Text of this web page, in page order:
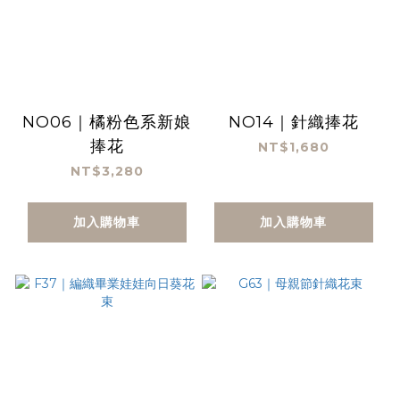
NO06｜橘粉色系新娘
捧花
NT$3,280
加入購物車
NO14｜針織捧花
NT$1,680
加入購物車